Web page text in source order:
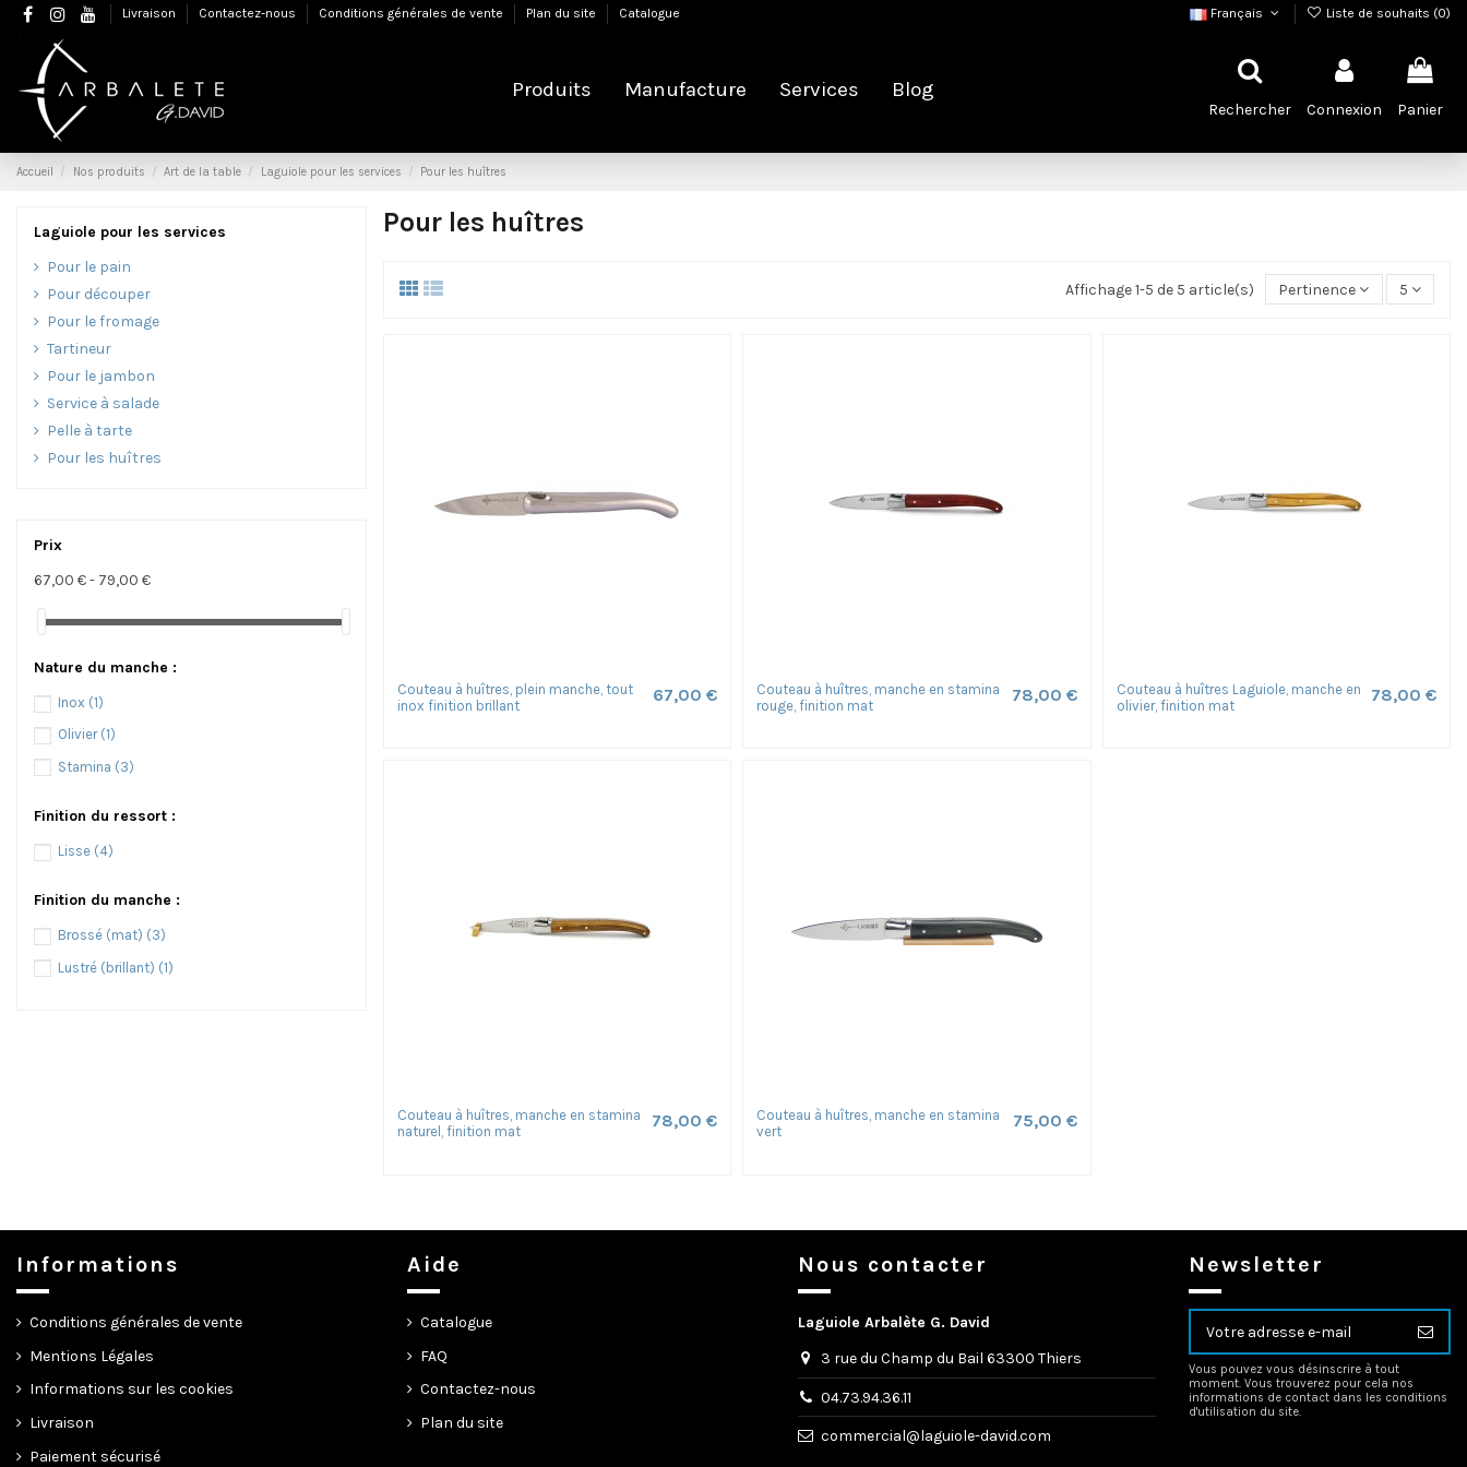
Livraison Contactez-nous Conditions générales de vente Plan du site Catalogue Français Liste de souhaits (0)
Produits Manufacture Services Blog
Rechercher Connexion Panier
Accueil Nos produits Art de la table Laguiole pour les services Pour les huîtres
Pour les huîtres
Affichage 1-5 de 5 article(s) Pertinence 5
Couteau à huîtres, plein manche, tout
inox finition brillant
67,00 €
Couteau à huîtres, manche en stamina
rouge, finition mat
78,00 €
Couteau à huîtres Laguiole, manche en
olivier, finition mat
78,00 €
Couteau à huîtres, manche en stamina
naturel, finition mat
78,00 €
Couteau à huîtres, manche en stamina
vert
75,00 €
Laguiole pour les services
Pour le pain
Pour découper
Pour le fromage
Tartineur
Pour le jambon
Service à salade
Pelle à tarte
Pour les huîtres
Prix
67,00 € - 79,00 €
Nature du manche :
Inox (1)
Olivier (1)
Stamina (3)
Finition du ressort :
Lisse (4)
Finition du manche :
Brossé (mat) (3)
Lustré (brillant) (1)
Informations
Conditions générales de vente
Mentions Légales
Informations sur les cookies
Livraison
Paiement sécurisé
Aide
Catalogue
FAQ
Contactez-nous
Plan du site
Nous contacter
Laguiole Arbalète G. David
3 rue du Champ du Bail 63300 Thiers
04.73.94.36.11
commercial@laguiole-david.com
Newsletter
Vous pouvez vous désinscrire à tout
moment. Vous trouverez pour cela nos
informations de contact dans les conditions
d'utilisation du site.